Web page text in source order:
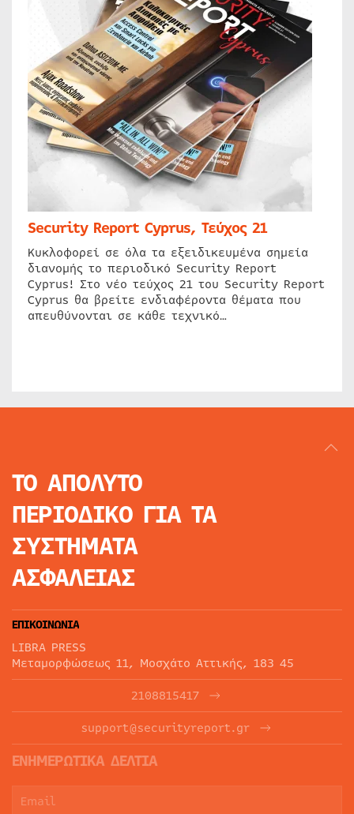
Security Report Cyprus, Τεύχος 21
Κυκλοφορεί σε όλα τα εξειδικευμένα σημεία
διανομής το περιοδικό Security Report
Cyprus! Στο νέο τεύχος 21 του Security Report
Cyprus θα βρείτε ενδιαφέροντα θέματα που
απευθύνονται σε κάθε τεχνικό…
ΤΟ ΑΠΟΛΥΤΟ
ΠΕΡΙΟΔΙΚΟ ΓΙΑ ΤΑ
ΣΥΣΤΗΜΑΤΑ
ΑΣΦΑΛΕΙΑΣ
ΕΠΙΚΟΙΝΩΝΙΑ
LIBRA PRESS
Μεταμορφώσεως 11, Μοσχάτο Αττικής, 183 45
2108815417
support@securityreport.gr
ΕΝΗΜΕΡΩΤΙΚΑ ΔΕΛΤΙΑ